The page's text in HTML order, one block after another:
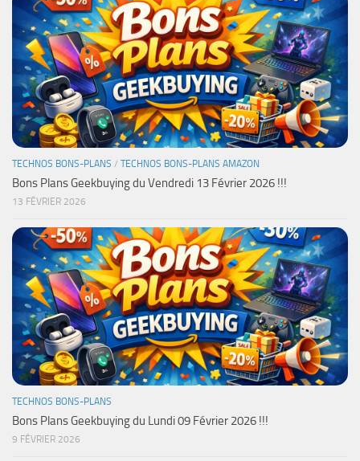
TECHNOS BONS-PLANS / TECHNOS BONS-PLANS AMAZON
Bons Plans Geekbuying du Vendredi 13 Février 2026 !!!
13 FÉVRIER 2026
TECHNOS BONS-PLANS
Bons Plans Geekbuying du Lundi 09 Février 2026 !!!
9 FÉVRIER 2026